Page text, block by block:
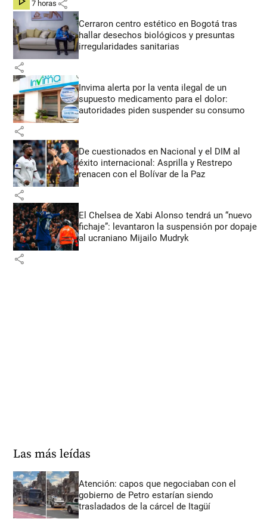
hace 7 horas share
Cerraron centro estético en Bogotá tras
hallar desechos biológicos y presuntas
irregularidades sanitarias
share
Invima alerta por la venta ilegal de un
supuesto medicamento para el dolor:
autoridades piden suspender su consumo
share
De cuestionados en Nacional y el DIM al
éxito internacional: Asprilla y Restrepo
renacen con el Bolívar de la Paz
share
El Chelsea de Xabi Alonso tendrá un “nuevo
fichaje”: levantaron la suspensión por dopaje
al ucraniano Mijailo Mudryk
share
Las más leídas
Atención: capos que negociaban con el
gobierno de Petro estarían siendo
trasladados de la cárcel de Itagüí